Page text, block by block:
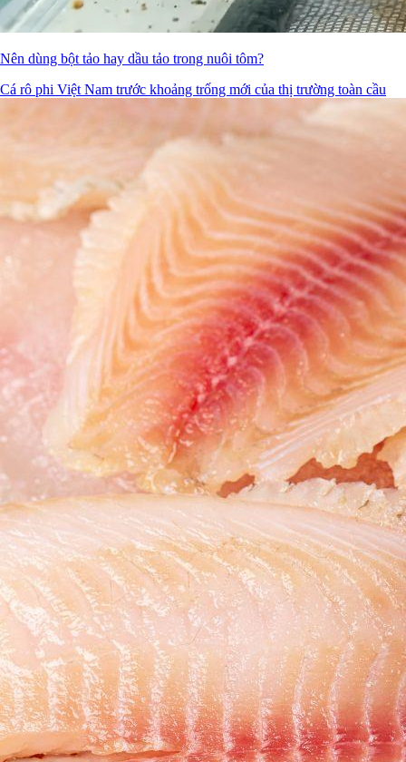
Nên dùng bột tảo hay dầu tảo trong nuôi tôm?
Cá rô phi Việt Nam trước khoảng trống mới của thị trường toàn cầu